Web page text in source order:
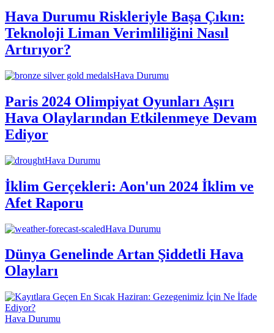
Hava Durumu Riskleriyle Başa Çıkın:
Teknoloji Liman Verimliliğini Nasıl
Artırıyor?
Hava Durumu
Paris 2024 Olimpiyat Oyunları Aşırı
Hava Olaylarından Etkilenmeye Devam
Ediyor
Hava Durumu
İklim Gerçekleri: Aon'un 2024 İklim ve
Afet Raporu
Hava Durumu
Dünya Genelinde Artan Şiddetli Hava
Olayları
Hava Durumu